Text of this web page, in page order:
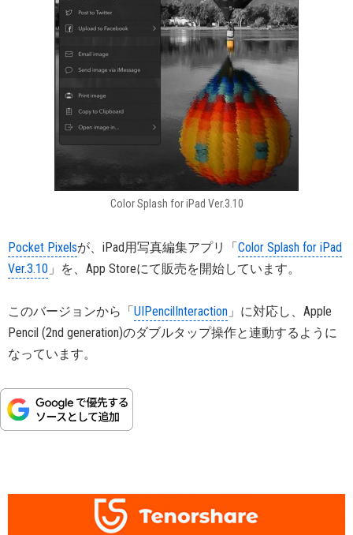
Color Splash for iPad Ver.3.10
Pocket Pixelsが、iPad用写真編集アプリ「Color Splash for iPad
Ver.3.10 」を、App Storeにて販売を開始しています。
このバージョンから「UIPencilInteraction 」に対応し、Apple
Pencil (2nd generation)のダブルタップ操作と連動するように
なっています。